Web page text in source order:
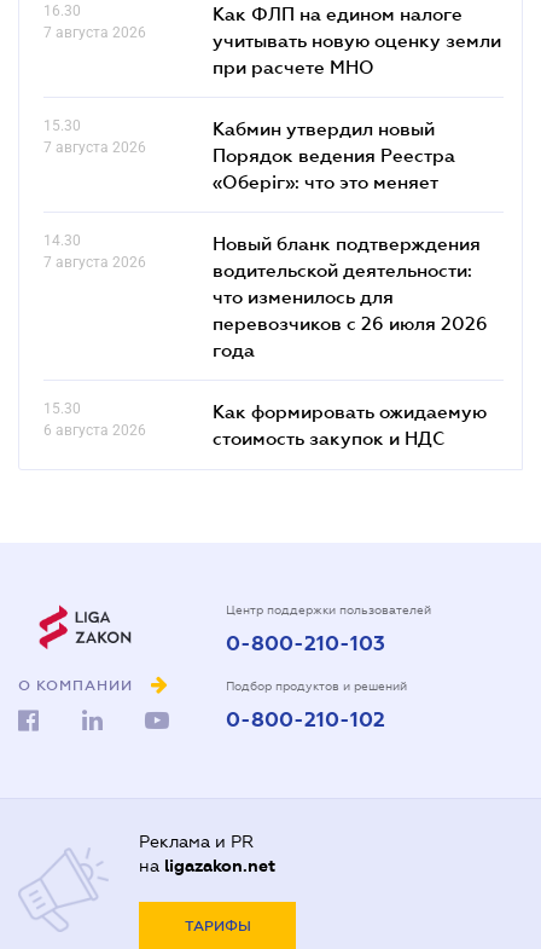
16.30
7 августа 2026
Как ФЛП на едином налоге
учитывать новую оценку земли
при расчете МНО
15.30
7 августа 2026
Кабмин утвердил новый
Порядок ведения Реестра
«Оберіг»: что это меняет
14.30
7 августа 2026
Новый бланк подтверждения
водительской деятельности:
что изменилось для
перевозчиков с 26 июля 2026
года
15.30
6 августа 2026
Как формировать ожидаемую
стоимость закупок и НДС
О КОМПАНИИ
Центр поддержки пользователей
0-800-210-103
Подбор продуктов и решений
0-800-210-102
Реклама и PR
на ligazakon.net
ТАРИФЫ